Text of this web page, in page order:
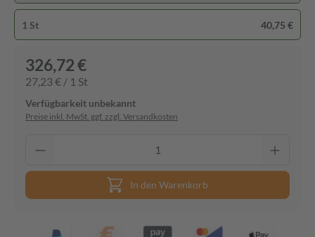
1 St 40,75 €
326,72 €
27,23 € / 1 St
Verfügbarkeit unbekannt
Preise inkl. MwSt. ggf. zzgl. Versandkosten
In den Warenkorb